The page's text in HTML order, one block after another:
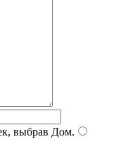
выбрав Дом.